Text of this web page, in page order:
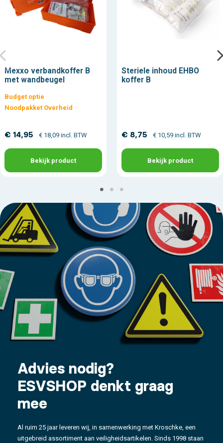
Mexxo verbandkoffer B
met wandbeugel
Budget optie
Noodpakket Overheid
€ 14,95 € 18,09 incl. BTW
Bekijk product
Steriele inhoud EHBO
koffer B
€ 8,75 € 10,59 incl. BTW
Bekijk product
Advies nodig?
ESVSHOP denkt graag
mee
Al ruim 25 jaar leveren wij, in samenwerking met Kroschke, een
uitgebreid assortiment aan veiligheidsartikelen. Sinds 1998 staan